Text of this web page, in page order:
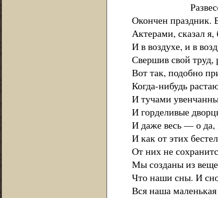
Окончен праздник.
Актерами, сказал
И в воздухе, и в
Свершив свой труд,
Вот так, подобно
Когда-нибудь
И тучами
И горделивые
И даже весь — о да,
И как от этих
От них не
Мы созданы из
Что наши сны. И
Вся наша